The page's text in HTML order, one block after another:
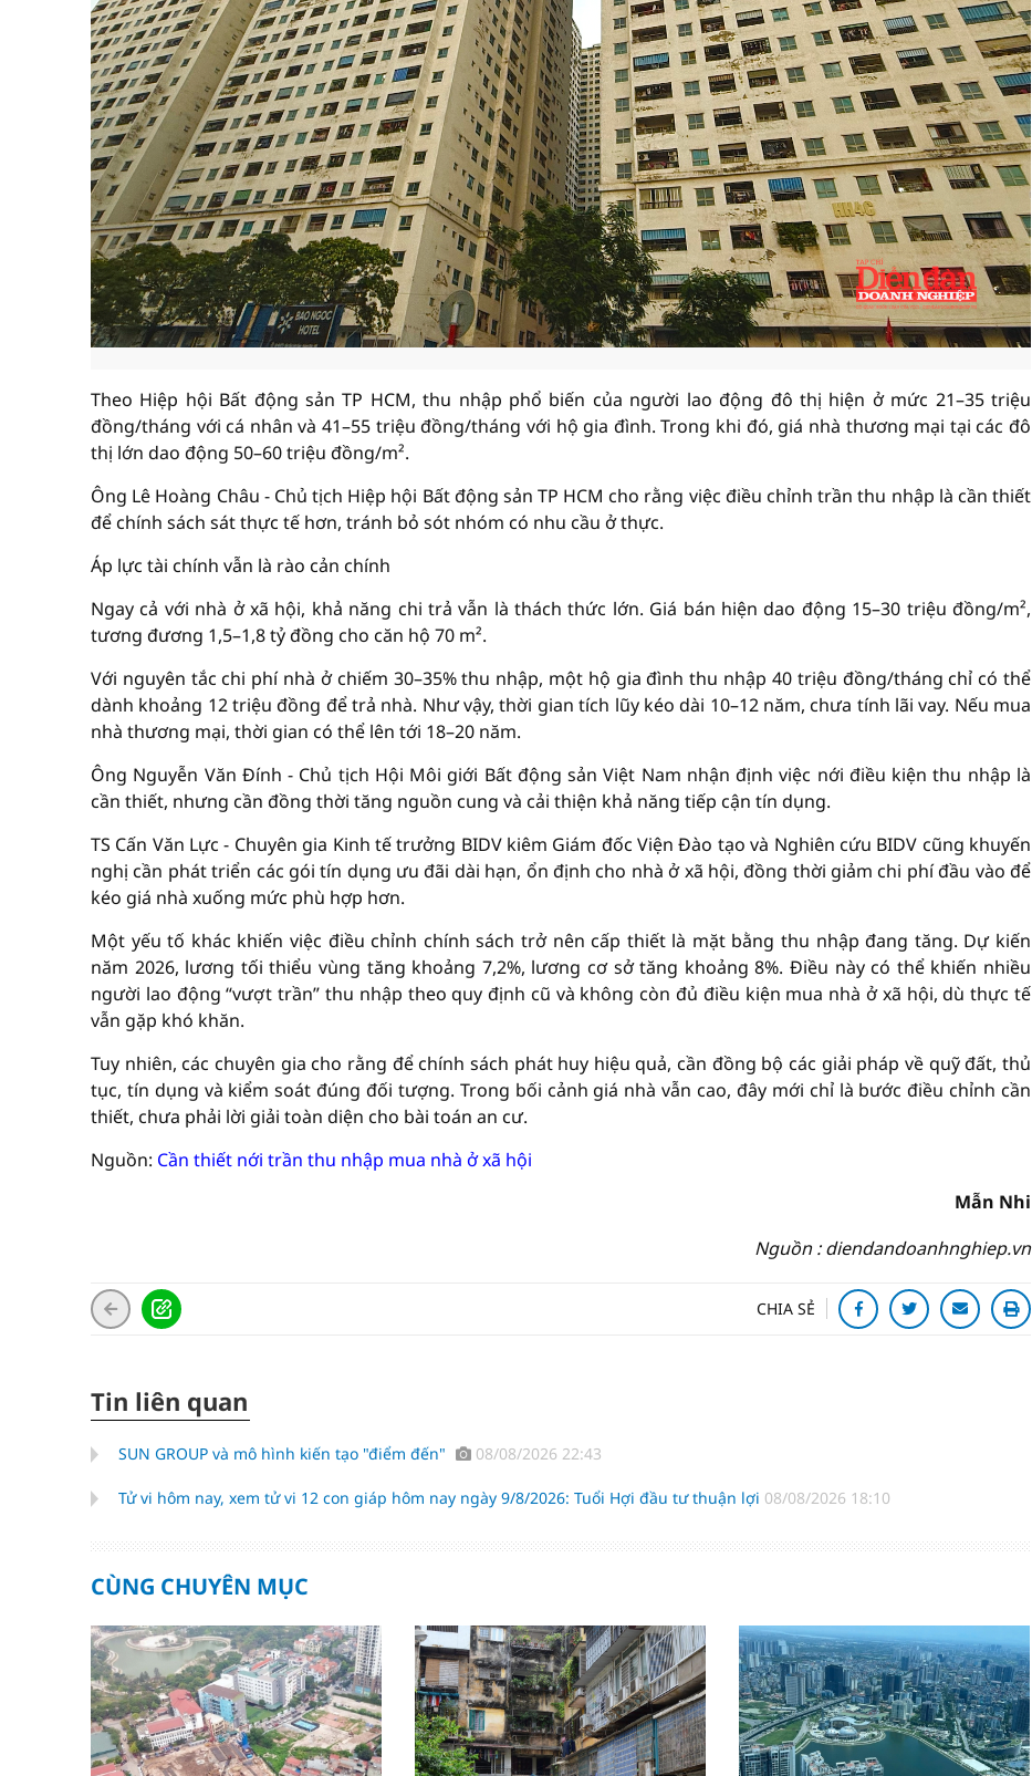
Theo Hiệp hội Bất động sản TP HCM, thu nhập phổ biến của người lao động đô thị hiện ở mức 21–35 triệu
đồng/tháng với cá nhân và 41–55 triệu đồng/tháng với hộ gia đình. Trong khi đó, giá nhà thương mại tại các đô
thị lớn dao động 50–60 triệu đồng/m².
Ông Lê Hoàng Châu - Chủ tịch Hiệp hội Bất động sản TP HCM cho rằng việc điều chỉnh trần thu nhập là cần thiết
để chính sách sát thực tế hơn, tránh bỏ sót nhóm có nhu cầu ở thực.
Áp lực tài chính vẫn là rào cản chính
Ngay cả với nhà ở xã hội, khả năng chi trả vẫn là thách thức lớn. Giá bán hiện dao động 15–30 triệu đồng/m²,
tương đương 1,5–1,8 tỷ đồng cho căn hộ 70 m².
Với nguyên tắc chi phí nhà ở chiếm 30–35% thu nhập, một hộ gia đình thu nhập 40 triệu đồng/tháng chỉ có thể
dành khoảng 12 triệu đồng để trả nhà. Như vậy, thời gian tích lũy kéo dài 10–12 năm, chưa tính lãi vay. Nếu mua
nhà thương mại, thời gian có thể lên tới 18–20 năm.
Ông Nguyễn Văn Đính - Chủ tịch Hội Môi giới Bất động sản Việt Nam nhận định việc nới điều kiện thu nhập là
cần thiết, nhưng cần đồng thời tăng nguồn cung và cải thiện khả năng tiếp cận tín dụng.
TS Cấn Văn Lực - Chuyên gia Kinh tế trưởng BIDV kiêm Giám đốc Viện Đào tạo và Nghiên cứu BIDV cũng khuyến
nghị cần phát triển các gói tín dụng ưu đãi dài hạn, ổn định cho nhà ở xã hội, đồng thời giảm chi phí đầu vào để
kéo giá nhà xuống mức phù hợp hơn.
Một yếu tố khác khiến việc điều chỉnh chính sách trở nên cấp thiết là mặt bằng thu nhập đang tăng. Dự kiến
năm 2026, lương tối thiểu vùng tăng khoảng 7,2%, lương cơ sở tăng khoảng 8%. Điều này có thể khiến nhiều
người lao động “vượt trần” thu nhập theo quy định cũ và không còn đủ điều kiện mua nhà ở xã hội, dù thực tế
vẫn gặp khó khăn.
Tuy nhiên, các chuyên gia cho rằng để chính sách phát huy hiệu quả, cần đồng bộ các giải pháp về quỹ đất, thủ
tục, tín dụng và kiểm soát đúng đối tượng. Trong bối cảnh giá nhà vẫn cao, đây mới chỉ là bước điều chỉnh cần
thiết, chưa phải lời giải toàn diện cho bài toán an cư.
Nguồn: Cần thiết nới trần thu nhập mua nhà ở xã hội
Mẫn Nhi
Nguồn : diendandoanhnghiep.vn
CHIA SẺ
Tin liên quan
SUN GROUP và mô hình kiến tạo "điểm đến" 08/08/2026 22:43
Tử vi hôm nay, xem tử vi 12 con giáp hôm nay ngày 9/8/2026: Tuổi Hợi đầu tư thuận lợi 08/08/2026 18:10
CÙNG CHUYÊN MỤC